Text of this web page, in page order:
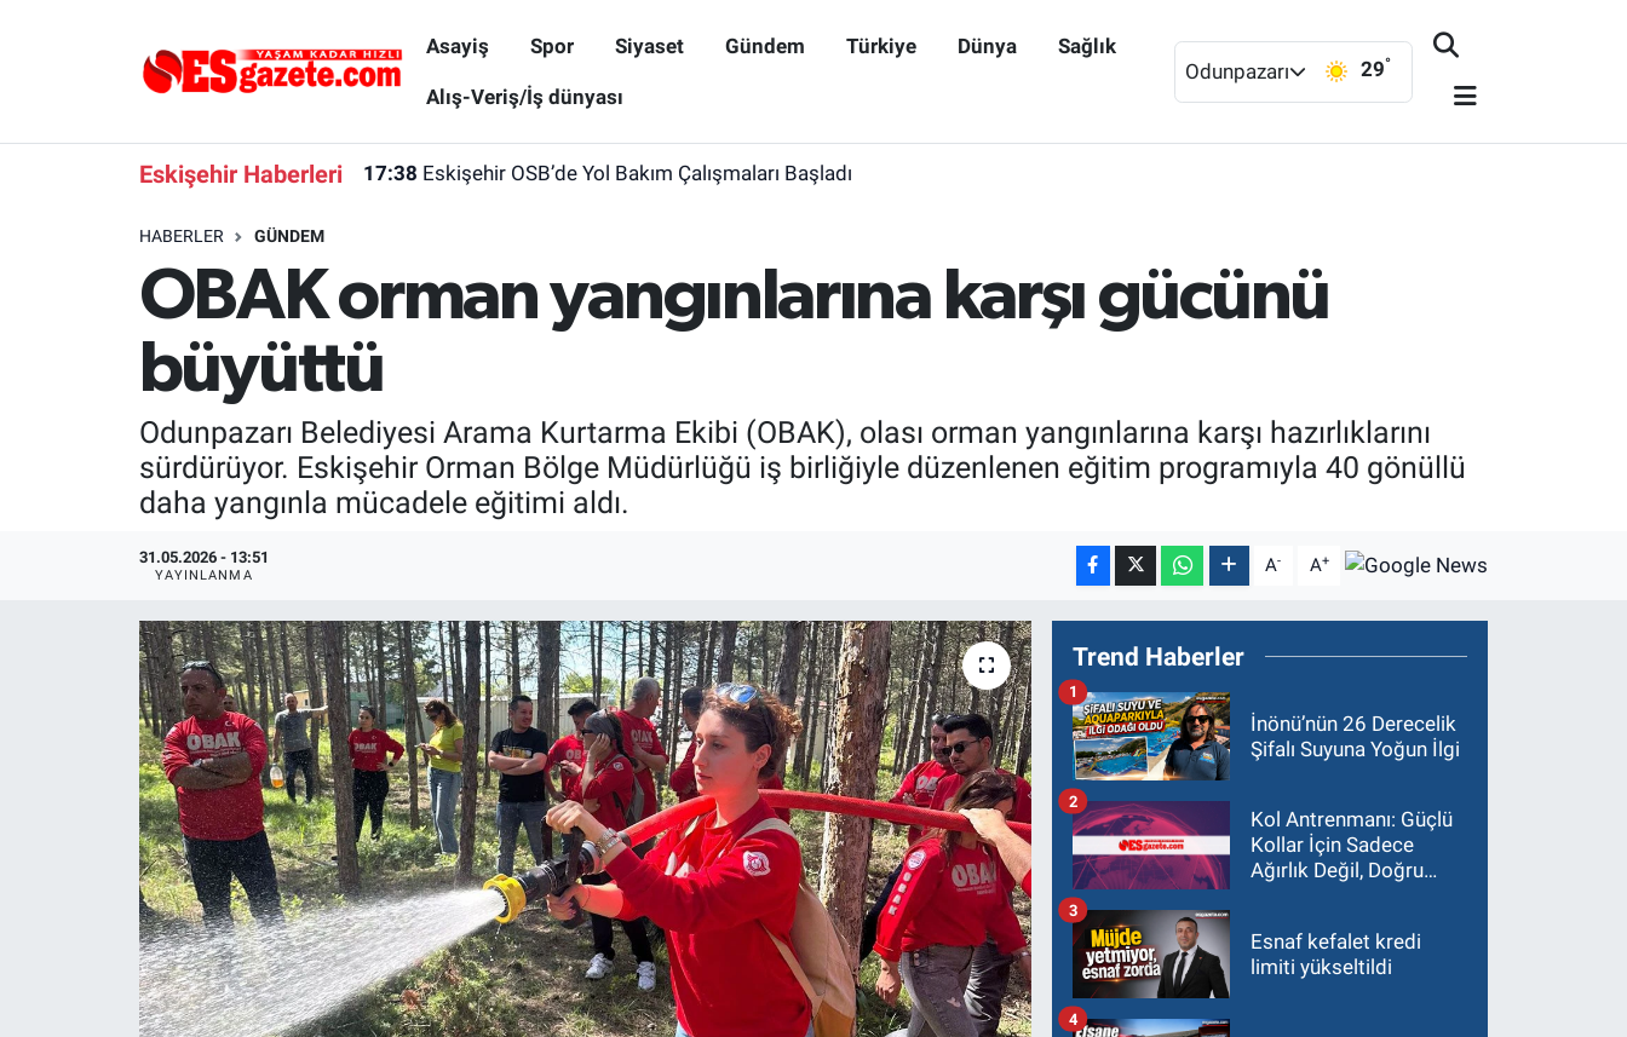
Asayiş Spor Siyaset Gündem Türkiye Dünya Sağlık
Alış-Veriş/İş dünyası
Odunpazarı 29°
Eskişehir Haberleri 17:38 Eskişehir OSB’de Yol Bakım Çalışmaları Başladı
HABERLER GÜNDEM
OBAK orman yangınlarına karşı gücünü
büyüttü
Odunpazarı Belediyesi Arama Kurtarma Ekibi (OBAK), olası orman yangınlarına karşı hazırlıklarını
sürdürüyor. Eskişehir Orman Bölge Müdürlüğü iş birliğiyle düzenlenen eğitim programıyla 40 gönüllü
daha yangınla mücadele eğitimi aldı.
31.05.2026 - 13:51
YAYINLANMA A- A+
Trend Haberler
İnönü’nün 26 Derecelik
Şifalı Suyuna Yoğun İlgi
1
Kol Antrenmanı: Güçlü
Kollar İçin Sadece
Ağırlık Değil, Doğru
2
Esnaf kefalet kredi
limiti yükseltildi
3
4
Gündem
Alış-Veriş/İş dünyası
Eskişehirspor Arşivi
Eskişehir Arşivi
Ekonomi
Kütahya
Magazin
Eskişehir Nöbetçi Eczaneler
Süper Lig Puan Durumu ve Fikstür
Tüm Manşetler
Son Dakika Haberleri
Haber Arşivi